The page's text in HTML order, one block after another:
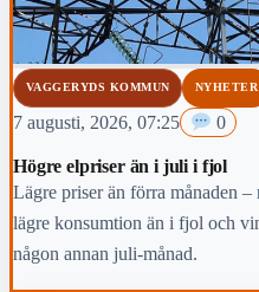
VAGGERYDS KOMMUN NYHETER
7 augusti, 2026, 07:25 0
Högre elpriser än i juli i fjol
Lägre priser än förra månaden
lägre konsumtion än i fjol och
någon annan juli-månad.